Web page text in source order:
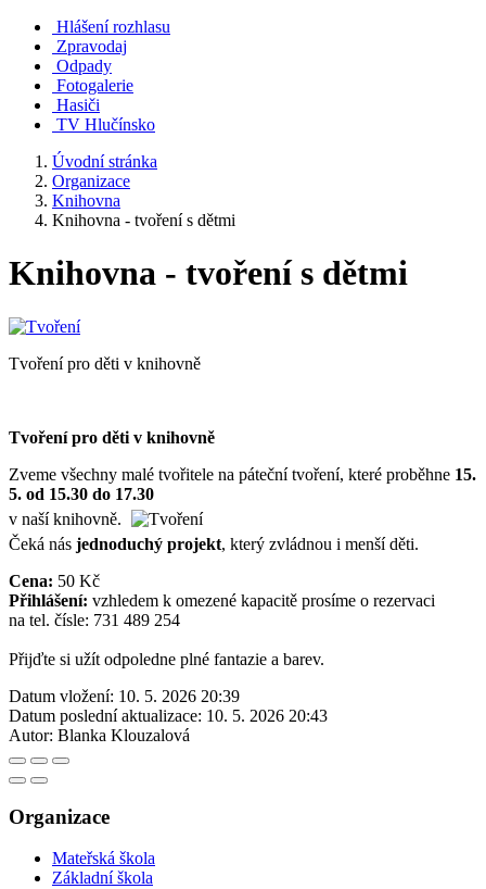
Hlášení rozhlasu
Zpravodaj
Odpady
Fotogalerie
Hasiči
TV Hlučínsko
Úvodní stránka
Organizace
Knihovna
Knihovna - tvoření s dětmi
Knihovna - tvoření s dětmi
Tvoření pro děti v knihovně
Tvoření pro děti v knihovně
Zveme všechny malé tvořitele na páteční tvoření, které proběhne 15.
5. od 15.30 do 17.30
v naší knihovně.
Čeká nás jednoduchý projekt, který zvládnou i menší děti.
Cena: 50 Kč
Přihlášení: vzhledem k omezené kapacitě prosíme o rezervaci
na tel. čísle: 731 489 254
Přijďte si užít odpoledne plné fantazie a barev.
Datum vložení: 10. 5. 2026 20:39
Datum poslední aktualizace: 10. 5. 2026 20:43
Autor: Blanka Klouzalová
Organizace
Mateřská škola
Základní škola